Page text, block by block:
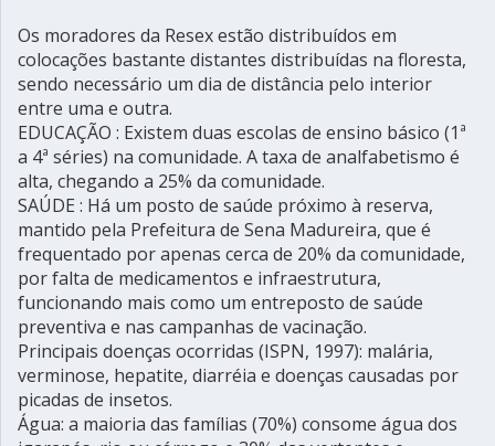
Os moradores da Resex estão distribuídos em
colocações bastante distantes distribuídas na floresta,
sendo necessário um dia de distância pelo interior
entre uma e outra.
EDUCAÇÃO : Existem duas escolas de ensino básico (1ª
a 4ª séries) na comunidade. A taxa de analfabetismo é
alta, chegando a 25% da comunidade.
SAÚDE : Há um posto de saúde próximo à reserva,
mantido pela Prefeitura de Sena Madureira, que é
frequentado por apenas cerca de 20% da comunidade,
por falta de medicamentos e infraestrutura,
funcionando mais como um entreposto de saúde
preventiva e nas campanhas de vacinação.
Principais doenças ocorridas (ISPN, 1997): malária,
verminose, hepatite, diarréia e doenças causadas por
picadas de insetos.
Água: a maioria das famílias (70%) consome água dos